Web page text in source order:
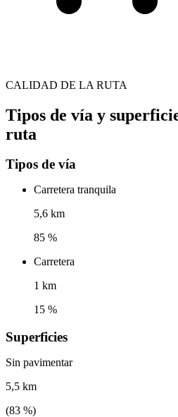
CALIDAD DE LA RUTA
Tipos de vía y
ruta
Tipos de vía
Carretera tranquila
5,6 km
85 %
Carretera
1 km
15 %
Superficies
Sin pavimentar
5,5 km
(83 %)